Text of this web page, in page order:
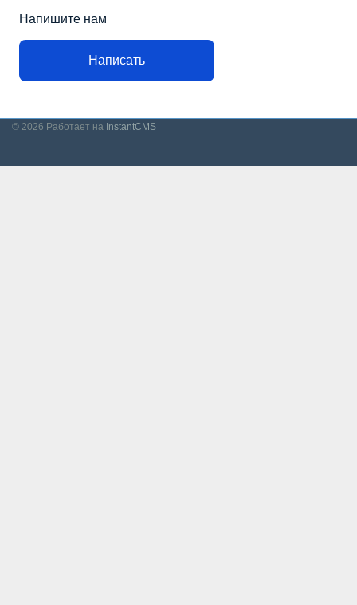
Напишите нам
Написать
© 2026 Работает на InstantCMS